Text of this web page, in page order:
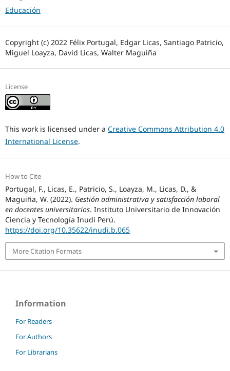
Educación
Copyright (c) 2022 Félix Portugal, Edgar Licas, Santiago Patricio,
Miguel Loayza, David Licas, Walter Maguiña
License
This work is licensed under a Creative Commons Attribution 4.0
International License.
How to Cite
Portugal, F., Licas, E., Patricio, S., Loayza, M., Licas, D., &
Maguiña, W. (2022). Gestión administrativa y satisfacción laboral
en docentes universitarios. Instituto Universitario de Innovación
Ciencia y Tecnología Inudi Perú.
https://doi.org/10.35622/inudi.b.065
More Citation Formats
Information
For Readers
For Authors
For Librarians